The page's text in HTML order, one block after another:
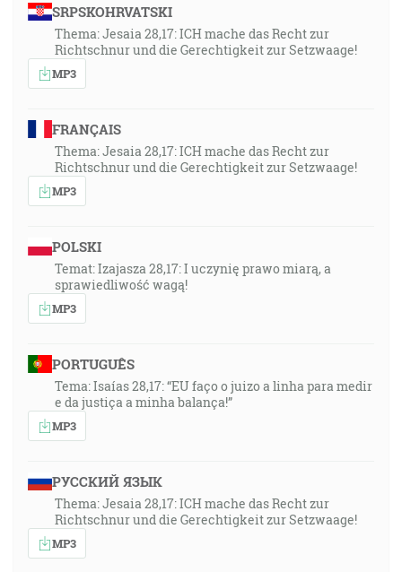
SRPSKOHRVATSKI
Thema: Jesaia 28,17: ICH mache das Recht zur
Richtschnur und die Gerechtigkeit zur Setzwaage!
MP3
FRANÇAIS
Thema: Jesaia 28,17: ICH mache das Recht zur
Richtschnur und die Gerechtigkeit zur Setzwaage!
MP3
POLSKI
Temat: Izajasza 28,17: I uczynię prawo miarą, a
sprawiedliwość wagą!
MP3
PORTUGUÊS
Tema: Isaías 28,17: “EU faço o juizo a linha para medir
e da justiça a minha balança!”
MP3
РУССКИЙ ЯЗЫК
Thema: Jesaia 28,17: ICH mache das Recht zur
Richtschnur und die Gerechtigkeit zur Setzwaage!
MP3